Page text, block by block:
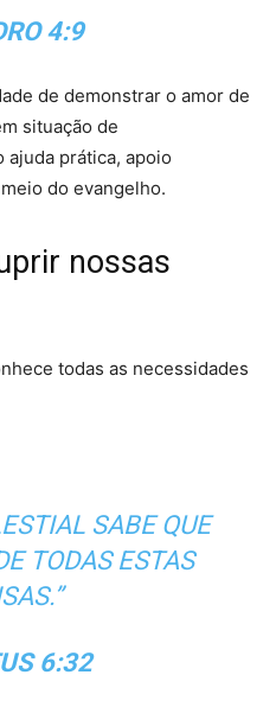
4:9
de demonstrar o amor de
situação de
prática, apoio
do evangelho.
nossas
todas as necessidades
SABE QUE
TODAS ESTAS
6:32